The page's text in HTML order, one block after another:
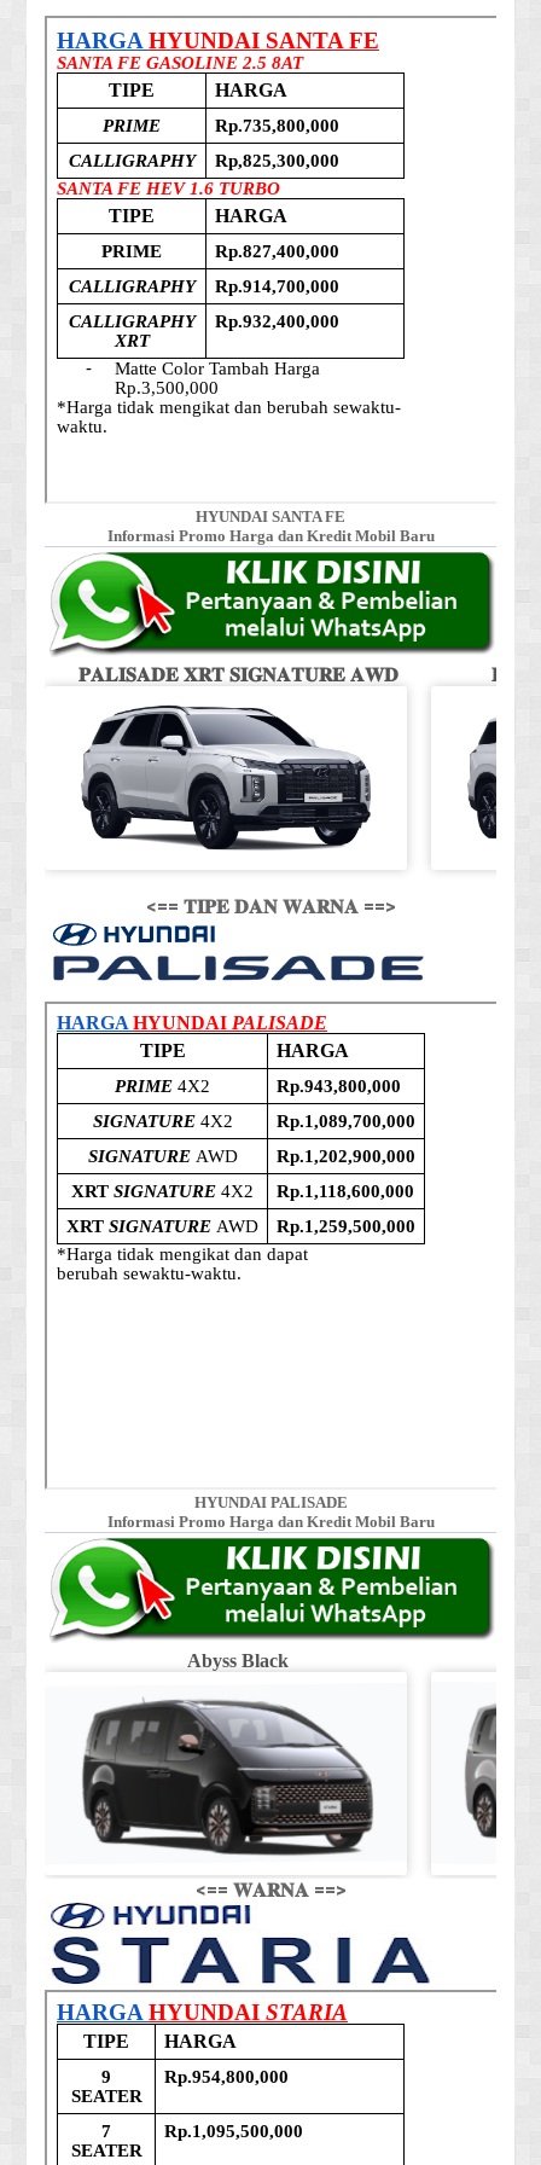
HYUNDAI SANTA FE
Informasi Promo Harga dan Kredit Mobil Baru
𝐏𝐀𝐋𝐈𝐒𝐀𝐃𝐄 𝐗𝐑𝐓 𝐒𝐈𝐆𝐍𝐀𝐓𝐔𝐑𝐄 𝐀𝐖𝐃
<== 𝐓𝐈𝐏𝐄 𝐃𝐀𝐍 𝐖𝐀𝐑𝐍𝐀 ==>
HYUNDAI PALISADE
Informasi Promo Harga dan Kredit Mobil Baru
Abyss Black
<== 𝐖𝐀𝐑𝐍𝐀 ==>